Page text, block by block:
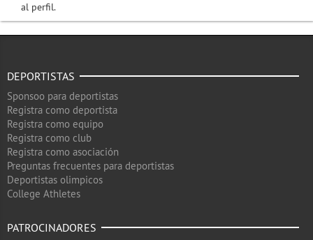
al perfil.
DEPORTISTAS
Sponsoo para deportistas
Registra como deportista
Registra como equipo
Registra como club
Registra como asociación
Preguntas frecuentes para deportistas
Deportistas olimpicos
College Athletes
PATROCINADORES